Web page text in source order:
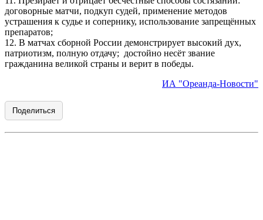
договорные матчи, подкуп судей, применение методов
устрашения к судье и сопернику, использование запрещённых
препаратов;
12. В матчах сборной России демонстрирует высокий дух,
патриотизм, полную отдачу; достойно несёт звание
гражданина великой страны и верит в победы.
ИА "Ореанда-Новости"
Поделиться